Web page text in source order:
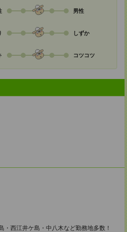
男性
しずか
コツコツ
・西江井ケ島・中八木など勤務地多数！